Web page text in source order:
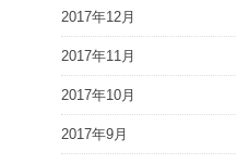
2017年12月
2017年11月
2017年10月
2017年9月